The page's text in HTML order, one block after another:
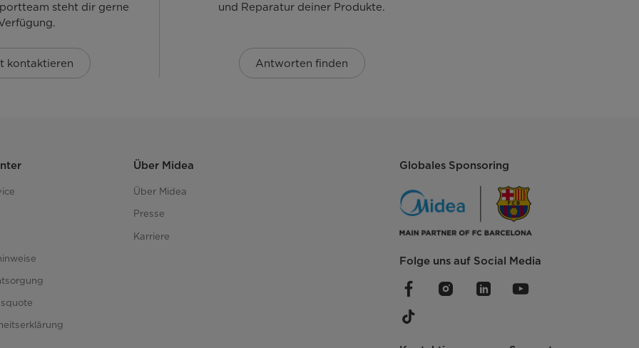
steht dir gerne
kontaktieren
und Reparatur deiner Produkte.
Antworten finden
Über Midea
Über Midea
Presse
Karriere
Globales Sponsoring
Folge uns auf Social Media